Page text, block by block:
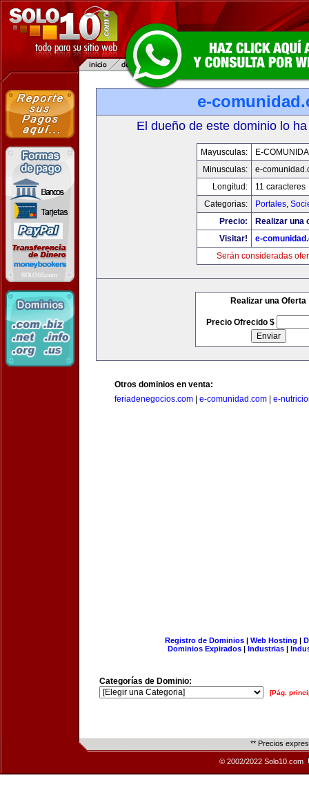
e-
El dueño de este dominio lo
Mayusculas:
E-
Minusculas:
e-
Longitud:
11 caracteres
Categorias:
Portales,
Precio:
Realizar una
Visitar!
e-
Serán consideradas
Realizar una Oferta
Precio Ofrecido $
Otros dominios en venta:
feriadenegocios.com
e-comunidad.com e-
Registro de Dominios| Web Hosting |
Dominios Expirados | Industrias |
Categorías de Dominio:
[Pág.
** Precios
© 2002/2022 Solo10.com